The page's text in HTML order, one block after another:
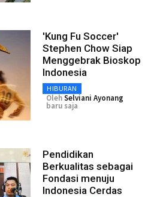
'Kung Fu Soccer'
Stephen Chow Siap
Menggebrak Bioskop
Indonesia
HIBURAN
OlehSelviani Ayonang
baru saja
Pendidikan
Berkualitas sebagai
Fondasi menuju
Indonesia Cerdas